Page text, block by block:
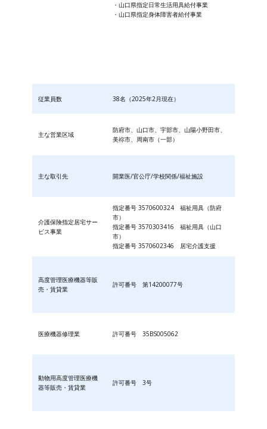
・山口県指定日常生活用具給付事業
・山口県指定身体障害者給付事業
従業員数 38名（2025年2月現在）
主な営業区域
防府市、山口市、宇部市、山陽小野田市、
美祢市、周南市（一部）
主な取引先 開業医/官公庁/学校関係/福祉施設
介護保険指定居宅サー
ビス事業
指定番号 3570600324 福祉用具（防府
市）
指定番号 3570303416 福祉用具（山口
市）
指定番号 3570602346 居宅介護支援
高度管理医療機器等販
売・賃貸業
許可番号 第14200077号
医療機器修理業 許可番号 35BS005062
動物用高度管理医療機
器等販売・賃貸業
許可番号 3号